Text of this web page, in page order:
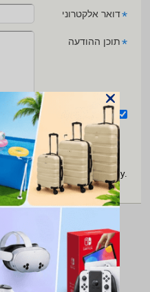
*דואר אלקטרוני
*תוכן ההודעה
אני מאשר/ת את תנאי
and Terms of Serviceapply.